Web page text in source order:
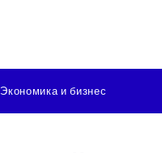
Экономика и бизнес